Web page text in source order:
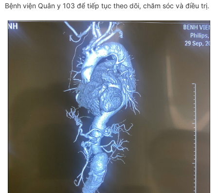
Bệnh viện Quân y 103 để tiếp tục theo dõi, chăm sóc và điều trị.